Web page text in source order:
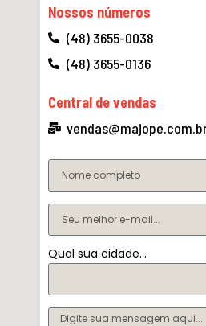
Nossos números
(48) 3655-0038
(48) 3655-0136
Central de vendas
Qual sua cidade...